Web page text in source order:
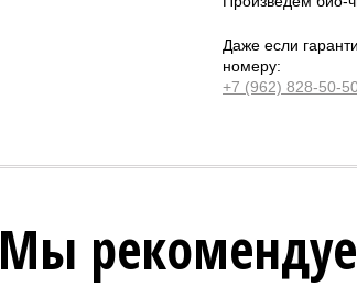
Даже если
номеру:
+7 (962) 828-50-
Мы